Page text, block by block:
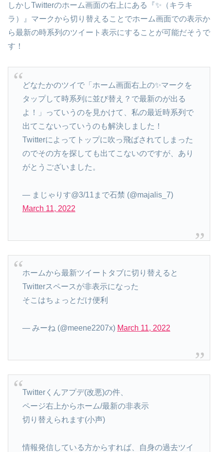
しかしTwitterのホーム画面の右上にある『✨（キラキ
ラ）』マークから切り替えることでホーム画面での表示か
ら最新の時系列のツイート表示にすることが可能だそうで
す！
どなたかのツイで「ホーム画面右上の✨マークを
タップして時系列に並び替え？で最新のが出る
よ！」っていうのを見かけて、私の最近時系列で
出てこないっていうのも解決しました！
Twitterによってトップに吹っ飛ばされてしまった
のでその方を探しても出てこないのですが、あり
がとうございました。
— まじゃりす@3/11まで石禁 (@majalis_7)
March 11, 2022
ホームから最新ツイートタブに切り替えると
Twitterスペースが非表示になった
そこはちょっとだけ便利
— みーね (@meene2207x) March 11, 2022
Twitterくんアプデ(改悪)の件、
ページ右上からホーム/最新の非表示
切り替えられます(小声)
情報発信している方からすれば、自身の過去ツイ